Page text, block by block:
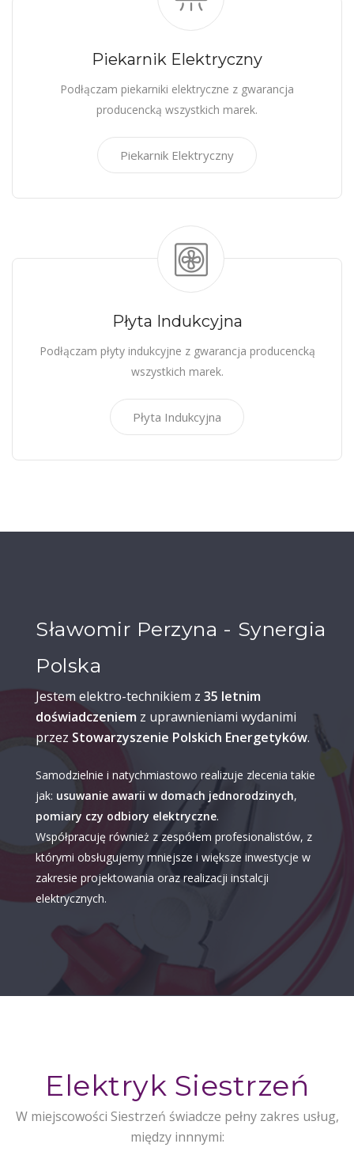
Piekarnik Elektryczny
Podłączam piekarniki elektryczne z gwarancja
producencką wszystkich marek.
Piekarnik Elektryczny
Płyta Indukcyjna
Podłączam płyty indukcyjne z gwarancja producencką
wszystkich marek.
Płyta Indukcyjna
Sławomir Perzyna - Synergia
Polska
Jestem elektro-technikiem z 35 letnim
doświadczeniem z uprawnieniami wydanimi
przez Stowarzyszenie Polskich Energetyków.
Samodzielnie i natychmiastowo realizuje zlecenia takie
jak: usuwanie awarii w domach jednorodzinych,
pomiary czy odbiory elektryczne.
Współpracuję również z zespółem profesionalistów, z
którymi obsługujemy mniejsze i większe inwestycje w
zakresie projektowania oraz realizacji instalcji
elektrycznych.
Elektryk Siestrzeń
W miejscowości Siestrzeń świadcze pełny zakres usług,
między innnymi: